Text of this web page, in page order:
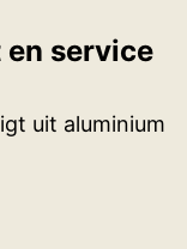
service
uit aluminium